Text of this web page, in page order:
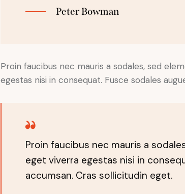
Peter Bowman
Proin faucibus nec mauris a sodales, sed
egestas nisi in consequat. Fusce sodales
Proin faucibus nec mauris a
eget viverra egestas nisi in
accumsan. Cras sollicitudin eget.